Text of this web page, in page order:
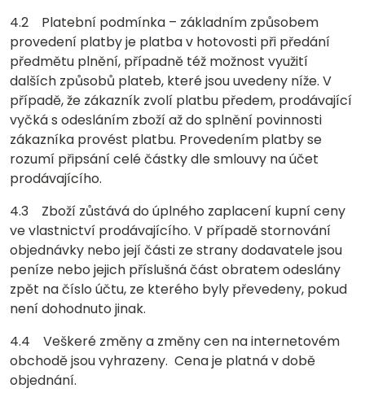
4.2 Platební podmínka – základním způsobem
provedení platby je platba v hotovosti při předání
předmětu plnění, případně též možnost využití
dalších způsobů plateb, které jsou uvedeny níže. V
případě, že zákazník zvolí platbu předem, prodávající
vyčká s odesláním zboží až do splnění povinnosti
zákazníka provést platbu. Provedením platby se
rozumí připsání celé částky dle smlouvy na účet
prodávajícího.
4.3 Zboží zůstává do úplného zaplacení kupní ceny
ve vlastnictví prodávajícího. V případě stornování
objednávky nebo její části ze strany dodavatele jsou
peníze nebo jejich příslušná část obratem odeslány
zpět na číslo účtu, ze kterého byly převedeny, pokud
není dohodnuto jinak.
4.4 Veškeré změny a změny cen na internetovém
obchodě jsou vyhrazeny. Cena je platná v době
objednání.